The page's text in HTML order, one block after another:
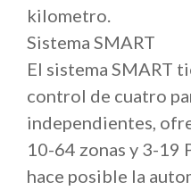
kilometro.
Sistema SMART
El sistema SMART
control de cuatro
independientes,
10-64 zonas y 3-19
hace posible la